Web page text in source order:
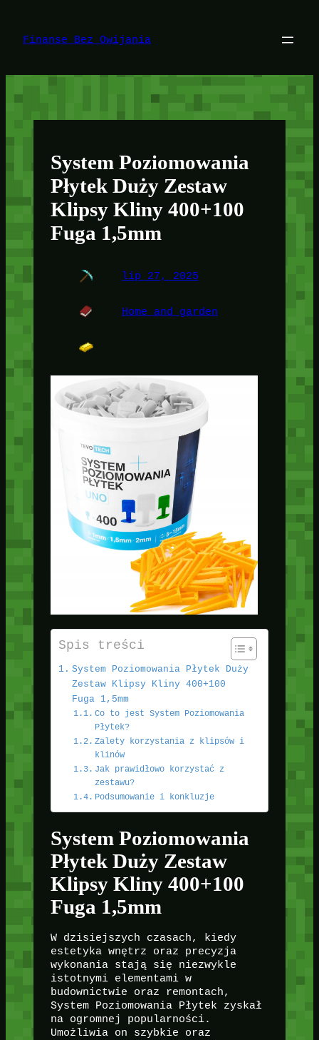
treści
Finanse Bez Owijania
System Poziomowania
Płytek Duży Zestaw
Klipsy Kliny 400+100
Fuga 1,5mm
lip 27, 2025
Home and garden
Spis treści
System Poziomowania Płytek Duży
Zestaw Klipsy Kliny 400+100
Fuga 1,5mm
Co to jest System Poziomowania
Płytek?
Zalety korzystania z klipsów i
klinów
Jak prawidłowo korzystać z
zestawu?
Podsumowanie i konkluzje
System Poziomowania
Płytek Duży Zestaw
Klipsy Kliny 400+100
Fuga 1,5mm
W dzisiejszych czasach, kiedy
estetyka wnętrz oraz precyzja
wykonania stają się niezwykle
istotnymi elementami w
budownictwie oraz remontach,
System Poziomowania Płytek zyskał
na ogromnej popularności.
Umożliwia on szybkie oraz